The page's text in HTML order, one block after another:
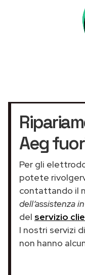
Aeg
Per gli
potete
contattando il
dell’assistenza
del servizio
I nostri servizi
non hanno